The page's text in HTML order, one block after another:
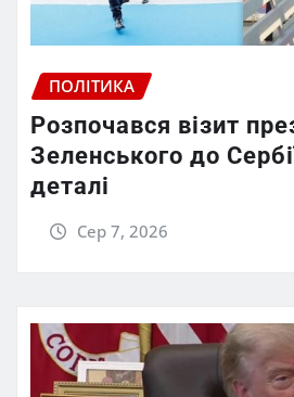
ПОЛІТИКА
Розпочався візит
Зеленського до
деталі
Сер 7, 2026